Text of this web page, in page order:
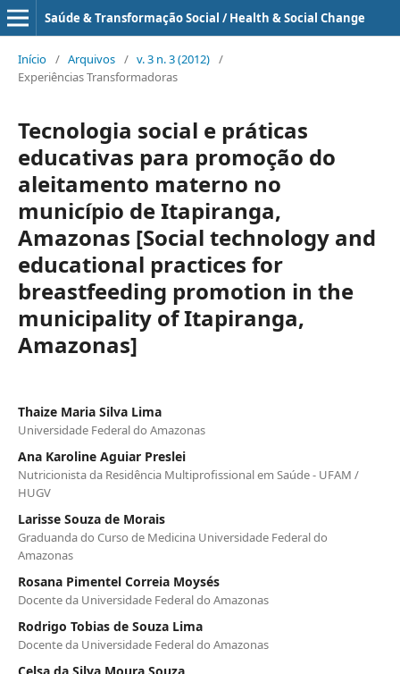
Saúde & Transformação Social / Health & Social Change
Início / Arquivos / v. 3 n. 3 (2012) /
Experiências Transformadoras
Tecnologia social e práticas
educativas para promoção do
aleitamento materno no
município de Itapiranga,
Amazonas [Social technology and
educational practices for
breastfeeding promotion in the
municipality of Itapiranga,
Amazonas]
Thaize Maria Silva Lima
Universidade Federal do Amazonas
Ana Karoline Aguiar Preslei
Nutricionista da Residência Multiprofissional em Saúde - UFAM /
HUGV
Larisse Souza de Morais
Graduanda do Curso de Medicina Universidade Federal do
Amazonas
Rosana Pimentel Correia Moysés
Docente da Universidade Federal do Amazonas
Rodrigo Tobias de Souza Lima
Docente da Universidade Federal do Amazonas